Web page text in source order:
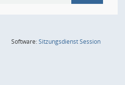
Software:SitzungsdienstSession(Wird in